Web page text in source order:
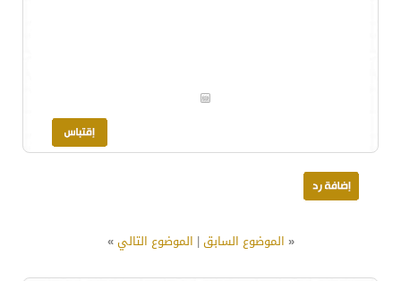
« الموضوع السابق| الموضوع التالي»